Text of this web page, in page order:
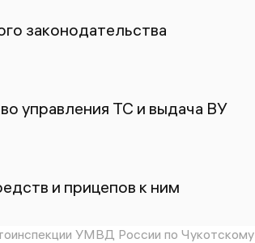
законодательства
управления ТС и выдача ВУ
и прицепов к ним
УМВД России по